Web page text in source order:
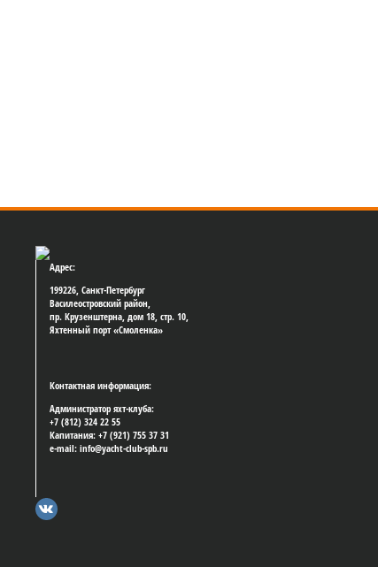
Адрес:
199226, Санкт-Петербург
Василеостровский район,
пр. Крузенштерна, дом 18, стр. 10,
Яхтенный порт «Смоленка»
Контактная информация:
Администратор яхт-клуба:
+7 (812) 324 22 55
Капитания: +7 (921) 755 37 31
e-mail: info@yacht-club-spb.ru